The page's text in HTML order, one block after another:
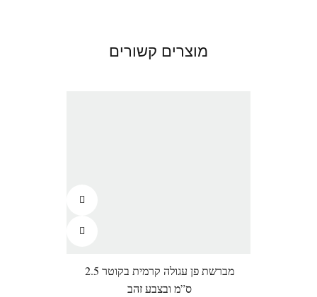
מוצרים קשורים
מברשת פן עגולה קרמית בקוטר 2.5
ס”מ ובצבע זהב